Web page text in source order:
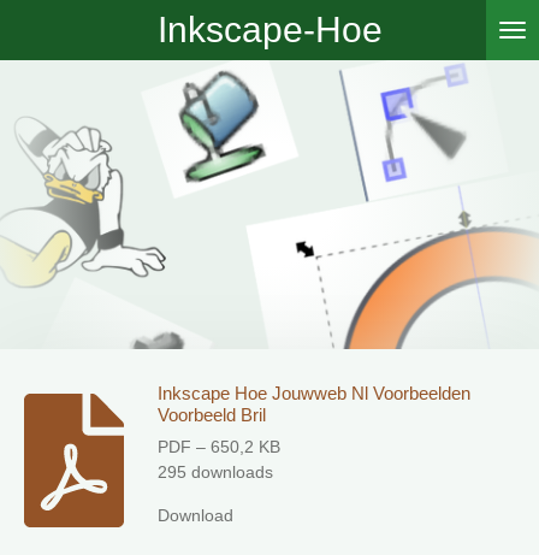
hoofdinhoud
Inkscape-Hoe
Inkscape Hoe Jouwweb Nl Voorbeelden
Voorbeeld Bril
PDF – 650,2 KB
295 downloads
Download